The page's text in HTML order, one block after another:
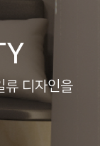
류 디자인을